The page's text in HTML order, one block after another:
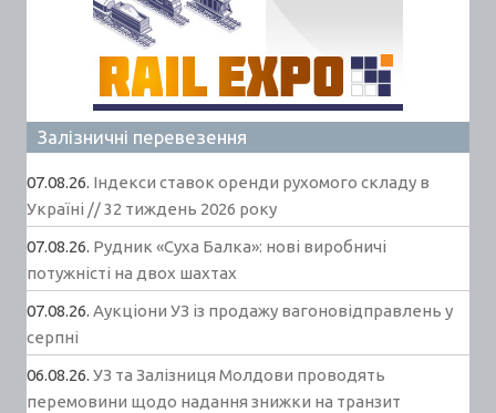
Залізничні перевезення
07.08.26. Індекси ставок оренди рухомого складу в
Україні // 32 тиждень 2026 року
07.08.26. Рудник «Суха Балка»: нові виробничі
потужністі на двох шахтах
07.08.26. Аукціони УЗ із продажу вагоновідправлень у
серпні
06.08.26. УЗ та Залізниця Молдови проводять
перемовини щодо надання знижки на транзит